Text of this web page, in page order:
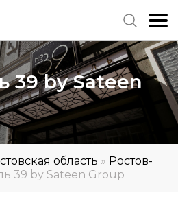
39 by Sateen
область » Ростов-
39 by Sateen Group